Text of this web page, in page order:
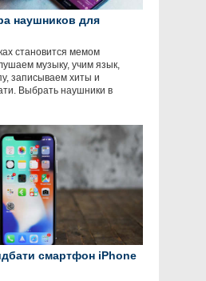
наушников для
становится мемом
музыку, учим язык,
записываем хиты и
Выбрать наушники в
смартфон iPhone